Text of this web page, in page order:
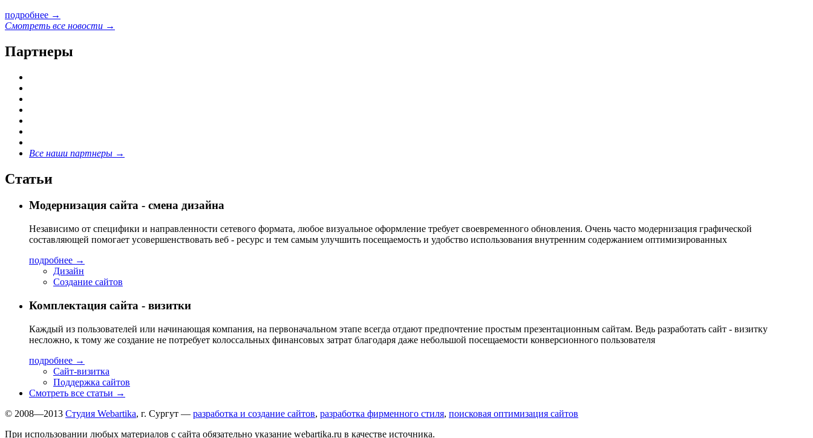
подробнее →
Смотреть все новости →
Партнеры
Все наши партнеры →
Статьи
Модернизация сайта - смена дизайна
Независимо от специфики и направленности сетевого формата, любое визуальное оформление требует своевременного обновления. Очень часто модернизация графической
составляющей помогает усовершенствовать веб - ресурс и тем самым улучшить посещаемость и удобство использования внутренним содержанием оптимизированных
подробнее →
Дизайн
Создание сайтов
Комплектация сайта - визитки
Каждый из пользователей или начинающая компания, на первоначальном этапе всегда отдают предпочтение простым презентационным сайтам. Ведь разработать сайт - визитку
несложно, к тому же создание не потребует колоссальных финансовых затрат благодаря даже небольшой посещаемости конверсионного пользователя
подробнее →
Сайт-визитка
Поддержка сайтов
Смотреть все статьи →
© 2008—2013 Студия Webartika, г. Сургут — разработка и создание сайтов, разработка фирменного стиля, поисковая оптимизация сайтов
При использовании любых материалов с сайта обязательно указание webartika.ru в качестве источника.